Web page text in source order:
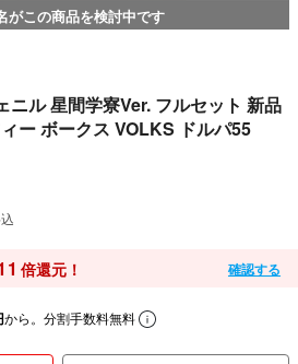
がこの商品を検討中です
ニル 星間学寮Ver. フルセット 新品
ー ボークス VOLKS ドルパ55
倍還元！ 確認する
から。分割手数料無料